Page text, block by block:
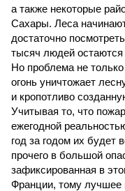
а также некоторые
Сахары. Леса
достаточно
тысяч людей остаются
Но проблема не
огонь уничтожает
и кропотливо
Учитывая то, что
ежегодной
год за годом их будет
прочего в большой
зафиксированная в
Франции, тому лучшее